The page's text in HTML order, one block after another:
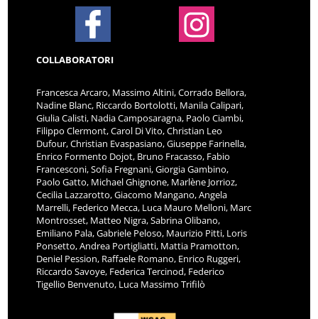
COLLABORATORI
Francesca Arcaro, Massimo Altini, Corrado Bellora,
Nadine Blanc, Riccardo Bortolotti, Manila Calipari,
Giulia Calisti, Nadia Camposaragna, Paolo Ciambi,
Filippo Clermont, Carol Di Vito, Christian Leo
Dufour, Christian Evaspasiano, Giuseppe Farinella,
Enrico Formento Dojot, Bruno Fracasso, Fabio
Francesconi, Sofia Fregnani, Giorgia Gambino,
Paolo Gatto, Michael Ghignone, Marlène Jorrioz,
Cecilia Lazzarotto, Giacomo Mangano, Angela
Marrelli, Federico Mecca, Luca Mauro Melloni, Marc
Montrosset, Matteo Nigra, Sabrina Olibano,
Emiliano Pala, Gabriele Peloso, Maurizio Pitti, Loris
Ponsetto, Andrea Portigliatti, Mattia Pramotton,
Deniel Pession, Raffaele Romano, Enrico Ruggeri,
Riccardo Savoye, Federica Tercinod, Federico
Tigellio Benvenuto, Luca Massimo Trifilò